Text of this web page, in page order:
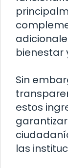
bienestar
Sin
estos
las